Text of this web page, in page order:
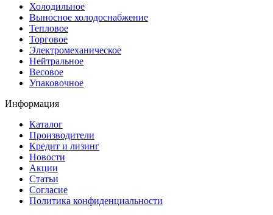
Холодильное
Выносное холодоснабжение
Тепловое
Торговое
Электромеханическое
Нейтральное
Весовое
Упаковочное
Информация
Каталог
Производители
Кредит и лизинг
Новости
Акции
Статьи
Согласие
Политика конфиденциальности